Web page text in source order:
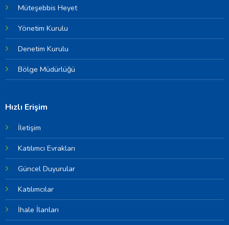
Müteşebbis Heyet
Yönetim Kurulu
Denetim Kurulu
Bölge Müdürlüğü
Hızlı Erişim
İletişim
Katılımcı Evrakları
Güncel Duyurular
Katılımcılar
İhale İlanları